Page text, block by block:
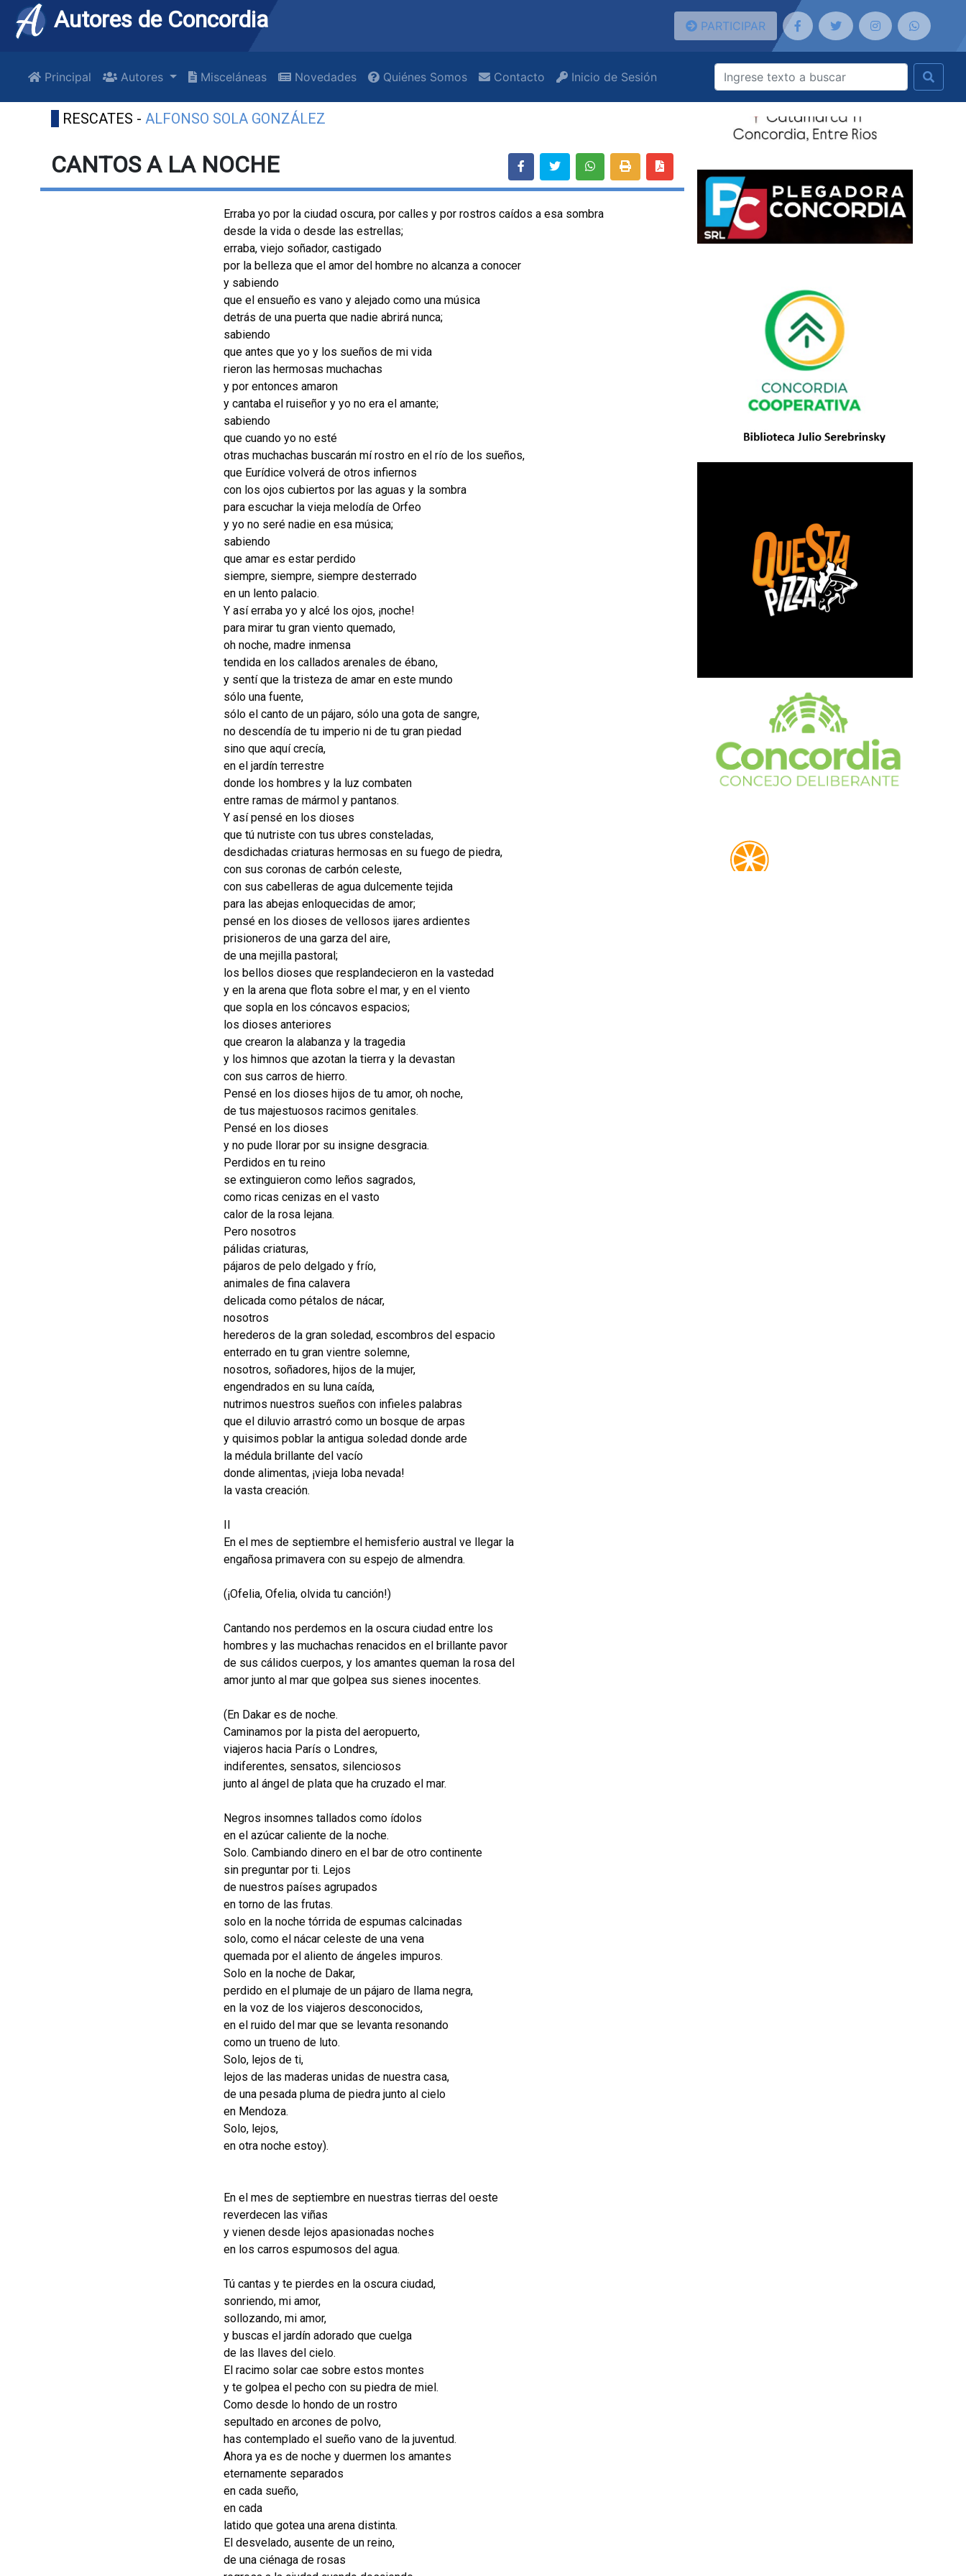
Autores de Concordia PARTICIPAR
Principal Autores Misceláneas Novedades Quiénes Somos Contacto Inicio de Sesión
RESCATES - ALFONSO SOLA GONZÁLEZ
CANTOS A LA NOCHE
Erraba yo por la ciudad oscura, por calles y por rostros caídos a esa sombra
desde la vida o desde las estrellas;
erraba, viejo soñador, castigado
por la belleza que el amor del hombre no alcanza a conocer
y sabiendo
que el ensueño es vano y alejado como una música
detrás de una puerta que nadie abrirá nunca;
sabiendo
que antes que yo y los sueños de mi vida
rieron las hermosas muchachas
y por entonces amaron
y cantaba el ruiseñor y yo no era el amante;
sabiendo
que cuando yo no esté
otras muchachas buscarán mí rostro en el río de los sueños,
que Eurídice volverá de otros infiernos
con los ojos cubiertos por las aguas y la sombra
para escuchar la vieja melodía de Orfeo
y yo no seré nadie en esa música;
sabiendo
que amar es estar perdido
siempre, siempre, siempre desterrado
en un lento palacio.
Y así erraba yo y alcé los ojos, ¡noche!
para mirar tu gran viento quemado,
oh noche, madre inmensa
tendida en los callados arenales de ébano,
y sentí que la tristeza de amar en este mundo
sólo una fuente,
sólo el canto de un pájaro, sólo una gota de sangre,
no descendía de tu imperio ni de tu gran piedad
sino que aquí crecía,
en el jardín terrestre
donde los hombres y la luz combaten
entre ramas de mármol y pantanos.
Y así pensé en los dioses
que tú nutriste con tus ubres consteladas,
desdichadas criaturas hermosas en su fuego de piedra,
con sus coronas de carbón celeste,
con sus cabelleras de agua dulcemente tejida
para las abejas enloquecidas de amor;
pensé en los dioses de vellosos ijares ardientes
prisioneros de una garza del aire,
de una mejilla pastoral;
los bellos dioses que resplandecieron en la vastedad
y en la arena que flota sobre el mar, y en el viento
que sopla en los cóncavos espacios;
los dioses anteriores
que crearon la alabanza y la tragedia
y los himnos que azotan la tierra y la devastan
con sus carros de hierro.
Pensé en los dioses hijos de tu amor, oh noche,
de tus majestuosos racimos genitales.
Pensé en los dioses
y no pude llorar por su insigne desgracia.
Perdidos en tu reino
se extinguieron como leños sagrados,
como ricas cenizas en el vasto
calor de la rosa lejana.
Pero nosotros
pálidas criaturas,
pájaros de pelo delgado y frío,
animales de fina calavera
delicada como pétalos de nácar,
nosotros
herederos de la gran soledad, escombros del espacio
enterrado en tu gran vientre solemne,
nosotros, soñadores, hijos de la mujer,
engendrados en su luna caída,
nutrimos nuestros sueños con infieles palabras
que el diluvio arrastró como un bosque de arpas
y quisimos poblar la antigua soledad donde arde
la médula brillante del vacío
donde alimentas, ¡vieja loba nevada!
la vasta creación.
II
En el mes de septiembre el hemisferio austral ve llegar la
engañosa primavera con su espejo de almendra.
(¡Ofelia, Ofelia, olvida tu canción!)
Cantando nos perdemos en la oscura ciudad entre los
hombres y las muchachas renacidos en el brillante pavor
de sus cálidos cuerpos, y los amantes queman la rosa del
amor junto al mar que golpea sus sienes inocentes.
(En Dakar es de noche.
Caminamos por la pista del aeropuerto,
viajeros hacia París o Londres,
indiferentes, sensatos, silenciosos
junto al ángel de plata que ha cruzado el mar.
Negros insomnes tallados como ídolos
en el azúcar caliente de la noche.
Solo. Cambiando dinero en el bar de otro continente
sin preguntar por ti. Lejos
de nuestros países agrupados
en torno de las frutas.
solo en la noche tórrida de espumas calcinadas
solo, como el nácar celeste de una vena
quemada por el aliento de ángeles impuros.
Solo en la noche de Dakar,
perdido en el plumaje de un pájaro de llama negra,
en la voz de los viajeros desconocidos,
en el ruido del mar que se levanta resonando
como un trueno de luto.
Solo, lejos de ti,
lejos de las maderas unidas de nuestra casa,
de una pesada pluma de piedra junto al cielo
en Mendoza.
Solo, lejos,
en otra noche estoy).
En el mes de septiembre en nuestras tierras del oeste
reverdecen las viñas
y vienen desde lejos apasionadas noches
en los carros espumosos del agua.
Tú cantas y te pierdes en la oscura ciudad,
sonriendo, mi amor,
sollozando, mi amor,
y buscas el jardín adorado que cuelga
de las llaves del cielo.
El racimo solar cae sobre estos montes
y te golpea el pecho con su piedra de miel.
Como desde lo hondo de un rostro
sepultado en arcones de polvo,
has contemplado el sueño vano de la juventud.
Ahora ya es de noche y duermen los amantes
eternamente separados
en cada sueño,
en cada
latido que gotea una arena distinta.
El desvelado, ausente de un reino,
de una ciénaga de rosas